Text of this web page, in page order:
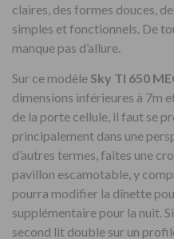
claires, des formes douces,
simples et fonctionnels. De
manque pas d’allure.
Sur ce modèle Sky TI 650
dimensions inférieures à 7m
de la porte cellule, il faut se
principalement dans une
d’autres termes, faites une
pavillon escamotable, y
pourra modifier la dînette
supplémentaire pour la nuit.
second lit double sur un